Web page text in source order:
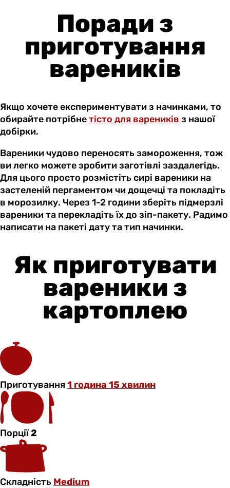
Поради з
приготування
вареників
Якщо хочете експериментувати з начинками, то
обирайте потрібнетісто для вареників з нашої
добірки.
Вареники чудово переносять замороження, тож
ви легко можете зробити заготівлі заздалегідь.
Для цього просто розмістіть сирі вареники на
застеленій пергаментом чи дощечці та покладіть
в морозилку. Через 1-2 години зберіть підмерзлі
вареники та перекладіть їх до зіп-пакету. Радимо
написати на пакеті дату та тип начинки.
Як приготувати
вареники з
картоплею
Приготування1 година 15 хвилин
Порції2
Складність Medium